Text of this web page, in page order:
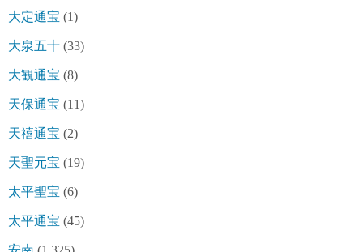
大定通宝 (1)
大泉五十 (33)
大観通宝 (8)
天保通宝 (11)
天禧通宝 (2)
天聖元宝 (19)
太平聖宝 (6)
太平通宝 (45)